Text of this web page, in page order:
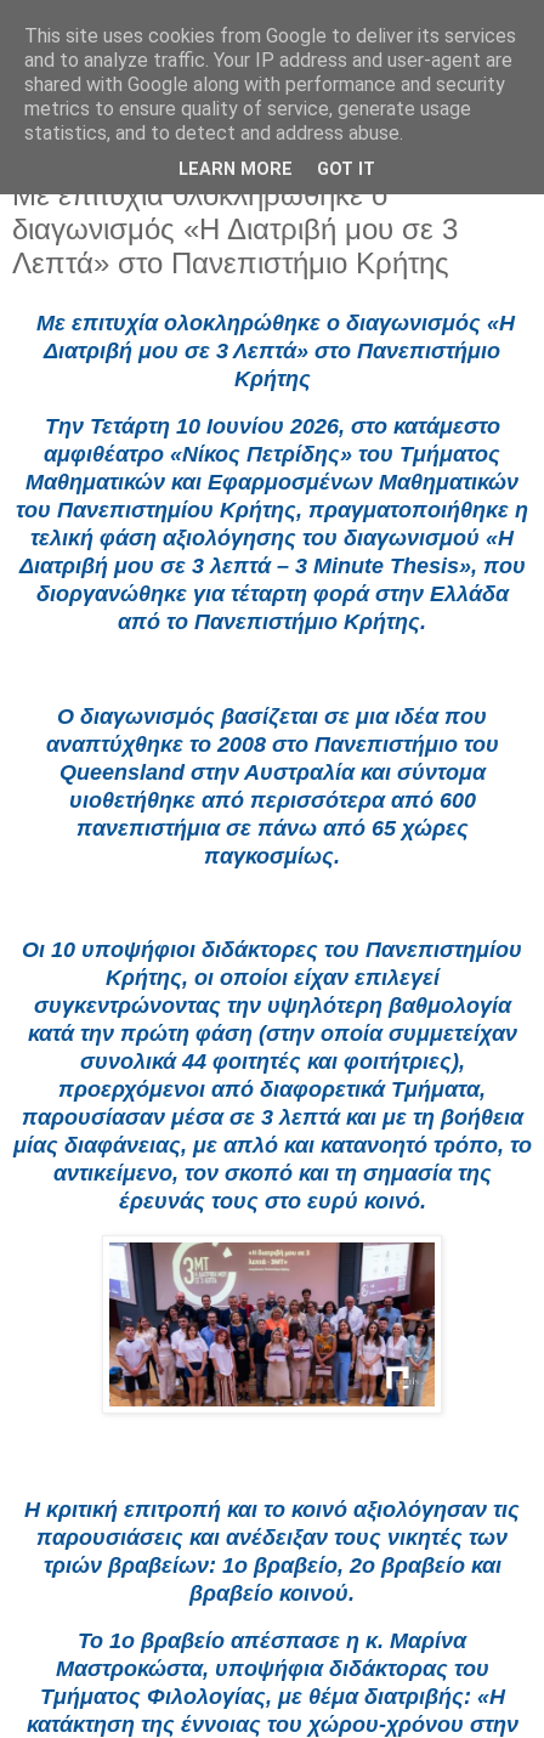
Πέμπτη 18 Ιουνίου 2026
Με επιτυχία ολοκληρώθηκε ο
διαγωνισμός «Η Διατριβή μου σε 3
Λεπτά» στο Πανεπιστήμιο Κρήτης
Με επιτυχία ολοκληρώθηκε ο διαγωνισμός «Η
Διατριβή μου σε 3 Λεπτά» στο Πανεπιστήμιο
Κρήτης
Την Τετάρτη 10 Ιουνίου 2026, στο κατάμεστο
αμφιθέατρο «Νίκος Πετρίδης» του Τμήματος
Μαθηματικών και Εφαρμοσμένων Μαθηματικών
του Πανεπιστημίου Κρήτης, πραγματοποιήθηκε η
τελική φάση αξιολόγησης του διαγωνισμού «Η
Διατριβή μου σε 3 λεπτά – 3 Minute Thesis», που
διοργανώθηκε για τέταρτη φορά στην Ελλάδα
από το Πανεπιστήμιο Κρήτης.
Ο διαγωνισμός βασίζεται σε μια ιδέα που
αναπτύχθηκε το 2008 στο Πανεπιστήμιο του
Queensland στην Αυστραλία και σύντομα
υιοθετήθηκε από περισσότερα από 600
πανεπιστήμια σε πάνω από 65 χώρες
παγκοσμίως.
Οι 10 υποψήφιοι διδάκτορες του Πανεπιστημίου
Κρήτης, οι οποίοι είχαν επιλεγεί
συγκεντρώνοντας την υψηλότερη βαθμολογία
κατά την πρώτη φάση (στην οποία συμμετείχαν
συνολικά 44 φοιτητές και φοιτήτριες),
προερχόμενοι από διαφορετικά Τμήματα,
παρουσίασαν μέσα σε 3 λεπτά και με τη βοήθεια
μίας διαφάνειας, με απλό και κατανοητό τρόπο, το
αντικείμενο, τον σκοπό και τη σημασία της
έρευνάς τους στο ευρύ κοινό.
Η κριτική επιτροπή και το κοινό αξιολόγησαν τις
παρουσιάσεις και ανέδειξαν τους νικητές των
τριών βραβείων: 1ο βραβείο, 2ο βραβείο και
βραβείο κοινού.
Το 1ο βραβείο απέσπασε η κ. Μαρίνα
Μαστροκώστα, υποψήφια διδάκτορας του
Τμήματος Φιλολογίας, με θέμα διατριβής: «Η
κατάκτηση της έννοιας του χώρου-χρόνου στην
This site uses cookies from Google to deliver its services
and to analyze traffic. Your IP address and user-agent are
shared with Google along with performance and security
metrics to ensure quality of service, generate usage
statistics, and to detect and address abuse.
LEARN MORE GOT IT